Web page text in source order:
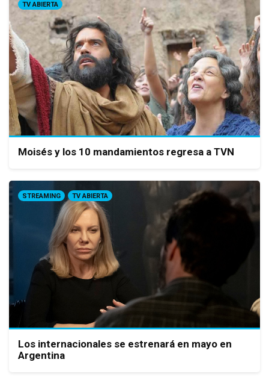
TV ABIERTA
Moisés y los 10 mandamientos regresa a TVN
STREAMING TV ABIERTA
Los internacionales se estrenará en mayo en
Argentina